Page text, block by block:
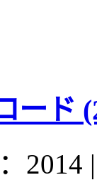
ード
2014 |